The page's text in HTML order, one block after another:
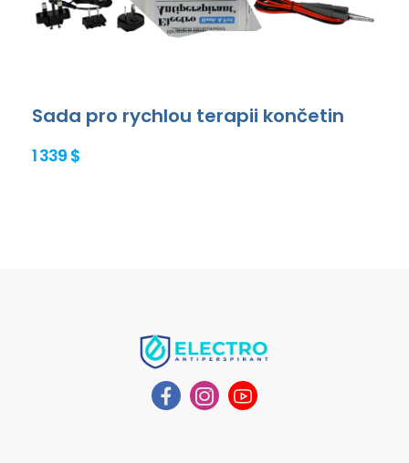
Sada pro rychlou terapii končetin
1 339 $